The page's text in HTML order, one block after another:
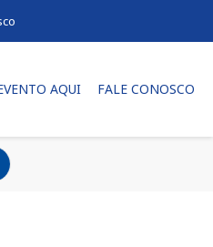
AQUI FALE CONOSCO